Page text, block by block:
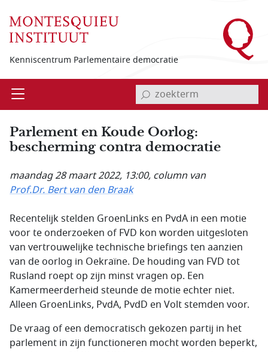
Kenniscentrum Parlementaire democratie
Open invoerveld zoekterm
Parlement en Koude Oorlog:
bescherming contra democratie
maandag 28 maart 2022, 13:00, column van
Prof.Dr. Bert van den Braak
Recentelijk stelden GroenLinks en PvdA in een motie
voor te onderzoeken of FVD kon worden uitgesloten
van vertrouwelijke technische briefings ten aanzien
van de oorlog in Oekraïne. De houding van FVD tot
Rusland roept op zijn minst vragen op. Een
Kamermeerderheid steunde de motie echter niet.
Alleen GroenLinks, PvdA, PvdD en Volt stemden voor.
De vraag of een democratisch gekozen partij in het
parlement in zijn functioneren mocht worden beperkt,